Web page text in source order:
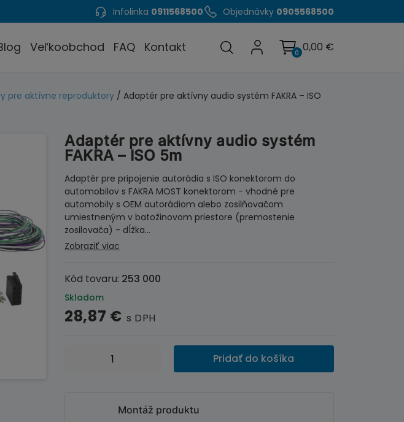
Infolinka 0911568500 Objednávky 0905568500
Veľkoobchod FAQ Kontakt 0 0,00 €
pre aktívne reproduktory / Adaptér pre aktívny audio systém FAKRA – ISO
Adaptér pre aktívny audio systém
FAKRA – ISO 5m
Adaptér pre pripojenie autorádia s ISO konektorom do
automobilov s FAKRA MOST konektorom - vhodné pre
automobily s OEM autorádiom alebo zosilňovačom
umiestneným v batožinovom priestore (premostenie
zosilovača) - dĺžka…
Zobraziť viac
Kód tovaru: 253 000
Skladom
28,87 € s DPH
množstvo
Pridať do košíka
Montáž produktu